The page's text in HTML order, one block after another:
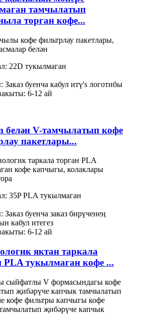
тамчылатып
торган кофе...
22D тукылмаган
Заказ буенча кабул итү's логотибы
6-12 ай
белән V-тамчылатып кофе
пакетлары...
35P PLA тукылмаган
Заказ буенча заказ бирүченең
кабул итегез
6-12 ай
яктан таркала
PLA тукылмаган кофе ...